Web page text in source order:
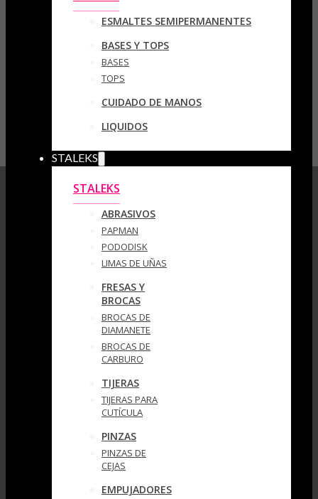
ESMALTES SEMIPERMANENTES
BASES Y TOPS
BASES
TOPS
CUIDADO DE MANOS
LIQUIDOS
STALEKS
STALEKS
ABRASIVOS
PAPMAN
PODODISK
LIMAS DE UÑAS
FRESAS Y
BROCAS
BROCAS DE
DIAMANETE
BROCAS DE
CARBURO
TIJERAS
TIJERAS PARA
CUTÍCULA
PINZAS
PINZAS DE
CEJAS
EMPUJADORES